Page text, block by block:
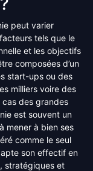
peut varier
tels que le
et les objectifs
composées d’un
start-ups ou des
milliers voire des
cas des grandes
est souvent un
mener à bien ses
comme le seul
son effectif en
stratégiques et